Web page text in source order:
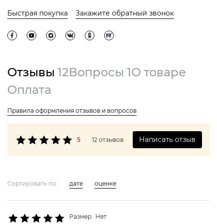
Быстрая покупка Закажите обратный звонок
Отзывы 12Вопросы 1О товаре
Оплата
Правила оформления отзывов и вопросов
5 12 отзывов Написать отзыв
Сортировать по: дате оценке
Размер Нет